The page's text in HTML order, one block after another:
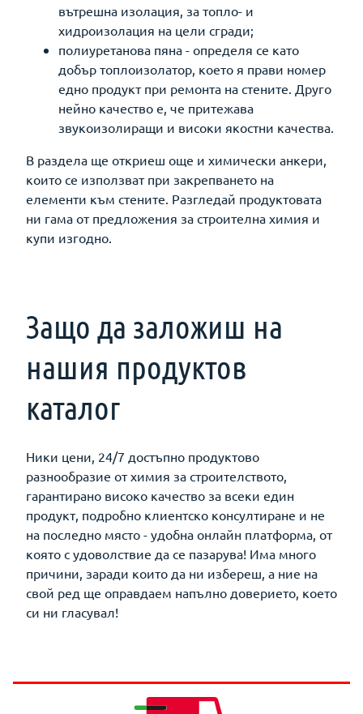
вътрешна изолация, за топло- и
хидроизолация на цели сгради;
полиуретанова пяна - определя се като
добър топлоизолатор, което я прави номер
едно продукт при ремонта на стените. Друго
нейно качество е, че притежава
звукоизолиращи и високи якостни качества.
В раздела ще откриеш още и химически анкери,
които се използват при закрепването на
елементи към стените. Разгледай продуктовата
ни гама от предложения за строителна химия и
купи изгодно.
Защо да заложиш на
нашия продуктов
каталог
Ники цени, 24/7 достъпно продуктово
разнообразие от химия за строителството,
гарантирано високо качество за всеки един
продукт, подробно клиентско консултиране и не
на последно място - удобна онлайн платформа, от
която с удоволствие да се пазарува! Има много
причини, заради които да ни избереш, а ние на
свой ред ще оправдаем напълно доверието, което
си ни гласувал!